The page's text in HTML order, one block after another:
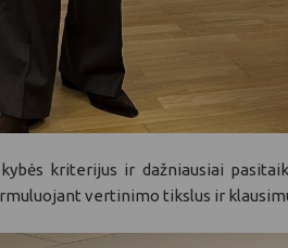
kriterijus ir dažniausiai
vertinimo tikslus ir